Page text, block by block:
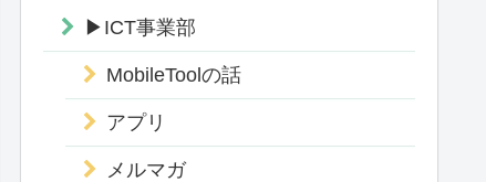
▶ICT事業部
MobileToolの話
アプリ
メルマガ